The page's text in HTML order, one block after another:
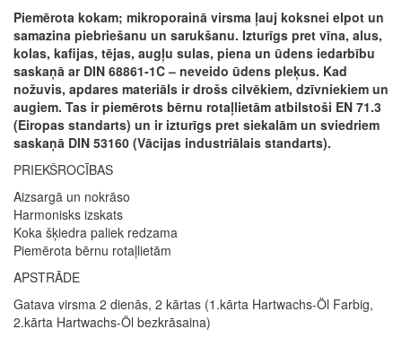
Piemērota kokam; mikroporainā virsma ļauj koksnei elpot un
samazina piebriešanu un sarukšanu. Izturīgs pret vīna, alus,
kolas, kafijas, tējas, augļu sulas, piena un ūdens iedarbību
saskaņā ar DIN 68861-1C – neveido ūdens pleķus. Kad
nožuvis, apdares materiāls ir drošs cilvēkiem, dzīvniekiem un
augiem. Tas ir piemērots bērnu rotaļlietām atbilstoši EN 71.3
(Eiropas standarts) un ir izturīgs pret siekalām un sviedriem
saskaņā DIN 53160 (Vācijas industriālais standarts).
PRIEKŠROCĪBAS
Aizsargā un nokrāso
Harmonisks izskats
Koka šķiedra paliek redzama
Piemērota bērnu rotaļlietām
APSTRĀDE
Gatava virsma 2 dienās, 2 kārtas (1.kārta Hartwachs-Öl Farbig,
2.kārta Hartwachs-Öl bezkrāsaina)